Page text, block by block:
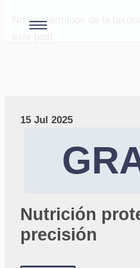
No hay términos de la
15 Jul 2025
Nutrición
precisión